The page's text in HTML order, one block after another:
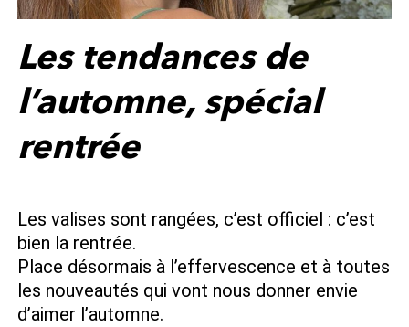
Les tendances de
l’automne, spécial
rentrée
Les valises sont rangées, c’est officiel : c’est
bien la rentrée.
Place désormais à l’effervescence et à toutes
les nouveautés qui vont nous donner envie
d’aimer l’automne.